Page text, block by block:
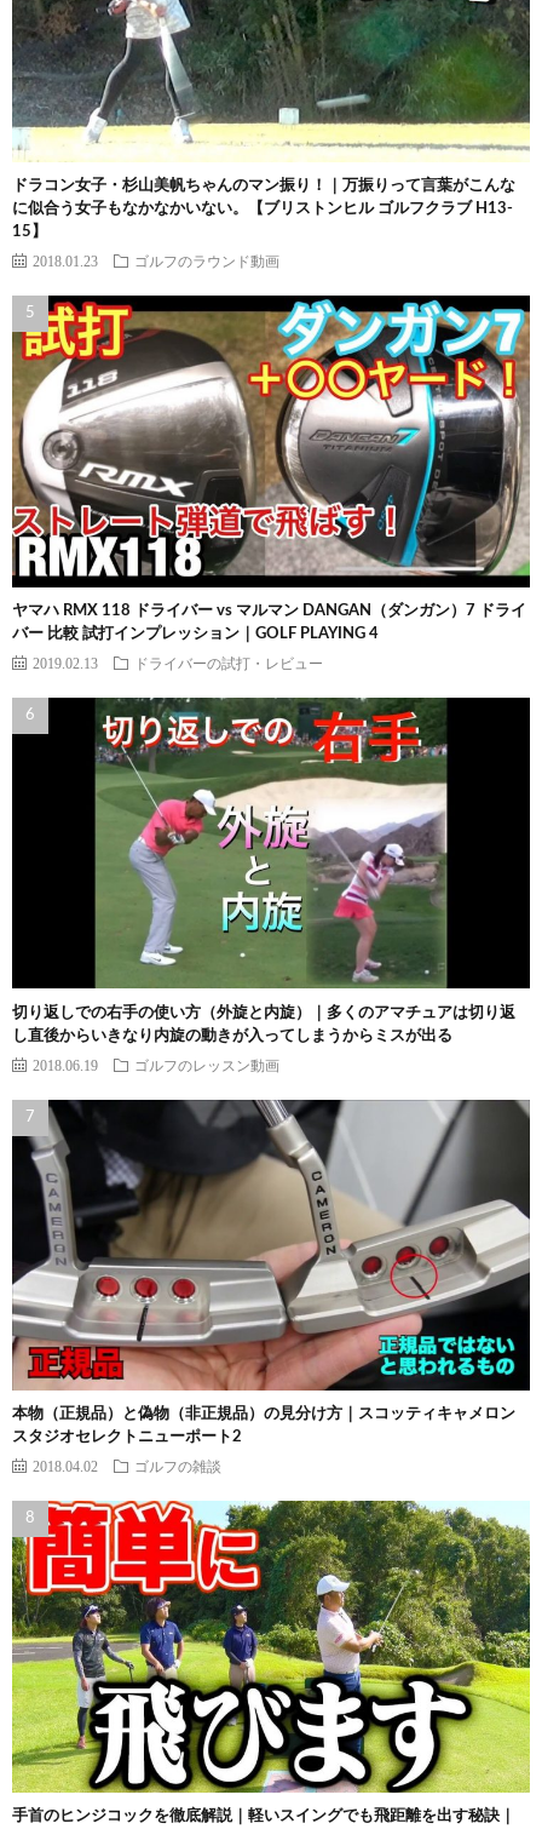
ドラコン女子・杉山美帆ちゃんのマン振り！｜万振りって言葉がこんな
に似合う女子もなかなかいない。【ブリストンヒル ゴルフクラブ H13-
15】
2018.01.23 ゴルフのラウンド動画
ヤマハ RMX 118 ドライバー vs マルマン DANGAN（ダンガン）7 ドライ
バー 比較 試打インプレッション｜GOLF PLAYING 4
2019.02.13 ドライバーの試打・レビュー
切り返しでの右手の使い方（外旋と内旋）｜多くのアマチュアは切り返
し直後からいきなり内旋の動きが入ってしまうからミスが出る
2018.06.19 ゴルフのレッスン動画
本物（正規品）と偽物（非正規品）の見分け方｜スコッティキャメロン
スタジオセレクトニューポート2
2018.04.02 ゴルフの雑談
手首のヒンジコックを徹底解説｜軽いスイングでも飛距離を出す秘訣｜